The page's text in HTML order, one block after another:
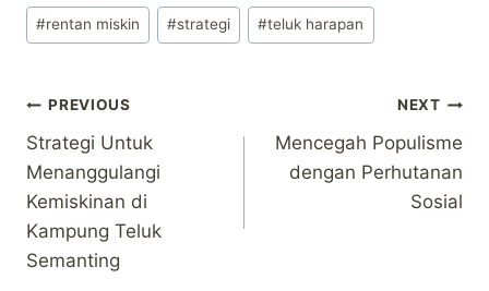
Post
Tags:
#rentan miskin #strategi #teluk harapan
Post
navigation
PREVIOUS
Strategi Untuk
Menanggulangi
Kemiskinan di
Kampung Teluk
Semanting
NEXT
Mencegah Populisme
dengan Perhutanan
Sosial